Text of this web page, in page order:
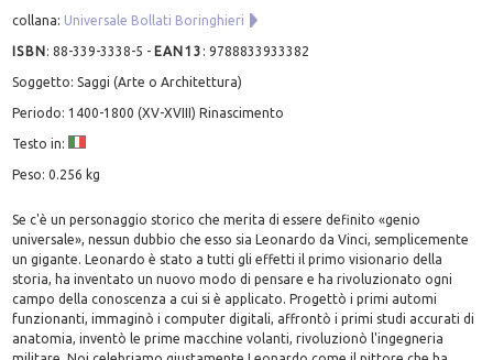
collana: Universale Bollati Boringhieri
ISBN:88-339-3338-5 - EAN13 :9788833933382
Soggetto: Saggi (Arte o Architettura)
Periodo: 1400-1800 (XV-XVIII) Rinascimento
Testo in:
Peso: 0.256 kg
Se c'è un personaggio storico che merita di essere definito «genio
universale», nessun dubbio che esso sia Leonardo da Vinci, semplicemente
un gigante. Leonardo è stato a tutti gli effetti il primo visionario della
storia, ha inventato un nuovo modo di pensare e ha rivoluzionato ogni
campo della conoscenza a cui si è applicato. Progettò i primi automi
funzionanti, immaginò i computer digitali, affrontò i primi studi accurati di
anatomia, inventò le prime macchine volanti, rivoluzionò l'ingegneria